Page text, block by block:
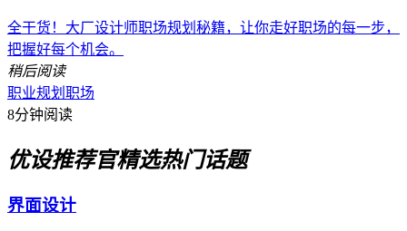
全干货！大厂设计师职场规划秘籍，让你走好职场的每一步，
把握好每个机会。
稍后阅读
职业规划 职场
8分钟阅读
优设推荐官精选热门话题
界面设计